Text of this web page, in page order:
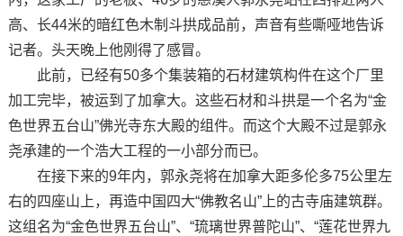
高、长44米的暗红色木制斗拱成品前，声音有些嘶哑地告诉
记者。头天晚上他刚得了感冒。
此前，已经有50多个集装箱的石材建筑构件在这个厂里
加工完毕，被运到了加拿大。这些石材和斗拱是一个名为“金
色世界五台山”佛光寺东大殿的组件。而这个大殿不过是郭永
尧承建的一个浩大工程的一小部分而已。
在接下来的9年内，郭永尧将在加拿大距多伦多75公里左
右的四座山上，再造中国四大“佛教名山”上的古寺庙建筑群。
这组名为“金色世界五台山”、“琉璃世界普陀山”、“莲花世界九